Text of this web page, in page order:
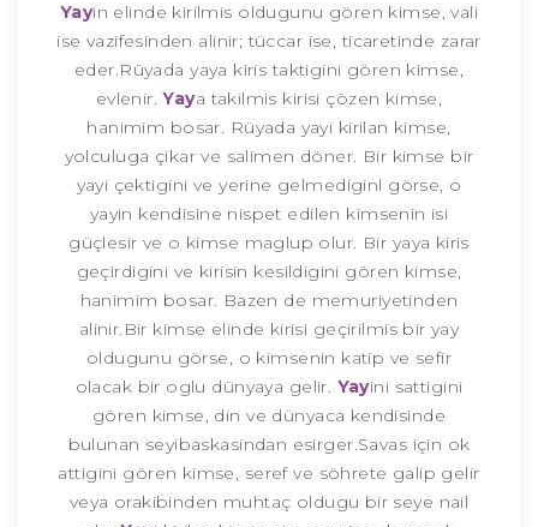
Yayin elinde kirilmis oldugunu gören kimse, vali
ise vazifesinden alinir; tüccar ise, ticaretinde zarar
eder.Rüyada yaya kiris taktigini gören kimse,
evlenir.Yaya takilmis kirisi çözen kimse,
hanimim bosar. Rüyada yayi kirilan kimse,
yolculuga çikar ve salimen döner. Bir kimse bir
yayi çektigini ve yerine gelmediginl görse, o
yayin kendisine nispet edilen kimsenin isi
güçlesir ve o kimse maglup olur. Bir yaya kiris
geçirdigini ve kirisin kesildigini gören kimse,
hanimim bosar. Bazen de memuriyetinden
alinir.Bir kimse elinde kirisi geçirilmis bir yay
oldugunu görse, o kimsenin katip ve sefir
olacak bir oglu dünyaya gelir. Yayini sattigini
gören kimse, din ve dünyaca kendisinde
bulunan seyibaskasindan esirger.Savas için ok
attigini gören kimse, seref ve söhrete galip gelir
veya orakibinden muhtaç oldugu bir seye nail